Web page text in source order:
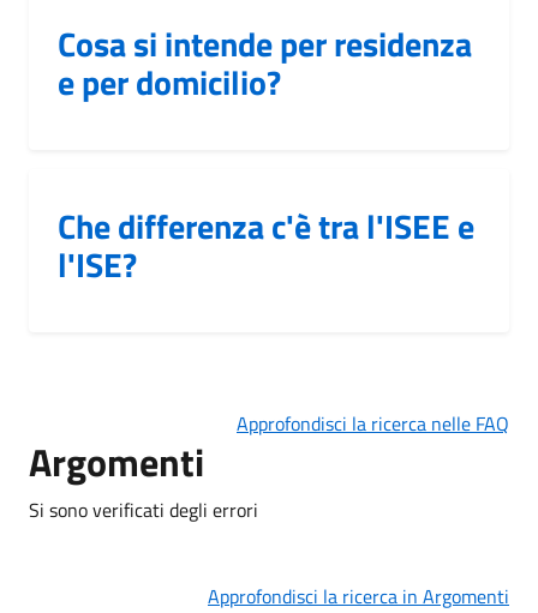
Cosa si intende per residenza
e per domicilio?
Che differenza c'è tra l'ISEE e
l'ISE?
Approfondisci la ricerca nelle FAQ
Argomenti
Si sono verificati degli errori
Approfondisci la ricerca in Argomenti